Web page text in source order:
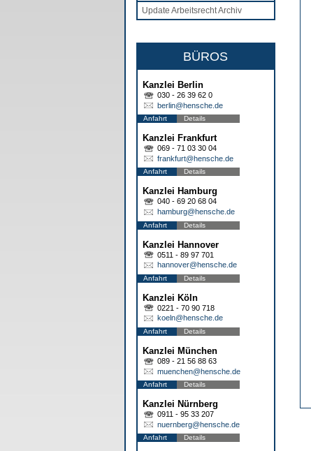
Update Arbeitsrecht Archiv
BÜROS
Kanzlei Berlin
030 - 26 39 62 0
berlin@hensche.de
Anfahrt Details
Kanzlei Frankfurt
069 - 71 03 30 04
frankfurt@hensche.de
Anfahrt Details
Kanzlei Hamburg
040 - 69 20 68 04
hamburg@hensche.de
Anfahrt Details
Kanzlei Hannover
0511 - 89 97 701
hannover@hensche.de
Anfahrt Details
Kanzlei Köln
0221 - 70 90 718
koeln@hensche.de
Anfahrt Details
Kanzlei München
089 - 21 56 88 63
muenchen@hensche.de
Anfahrt Details
Kanzlei Nürnberg
0911 - 95 33 207
nuernberg@hensche.de
Anfahrt Details